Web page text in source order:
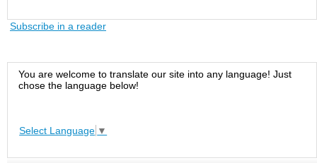
Subscribe in a reader
You are welcome to translate our site into any language! Just
chose the language below!
Select Language ▼